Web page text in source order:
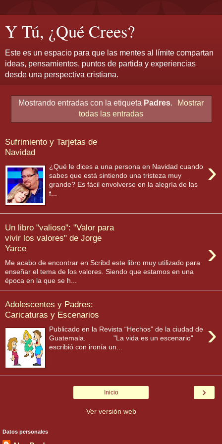
Y Tú, ¿Qué Crees?
Este es un espacio para que las mentes al límite compartan
ideas, pensamientos, puntos de partida y experiencias
desde una perspectiva cristiana.
Mostrando entradas con la etiqueta Padres.
Mostrar
todas las entradas
Sufrimiento y Tarjetas de
Navidad
›
¿Qué le dices a una persona en Navidad cuando
sabes que está sintiendo una tristeza muy
grande? Es fácil envolverse en la alegría de las
f...
Un libro "valioso": "Valor para
vivir los valores" de Jorge
Yarce
›
Me acabo de encontrar en Scribd este libro muy utilizado para
enseñar el tema de los valores. Siendo que estamos en una
época en la que se h...
Adolescentes y Padres:
Caricaturas y Escenarios
›
Publicado en la Revista “Hechos” de la ciudad de
Guatemala. "La vida es un escenario"
escribió con ironía un...
›
Inicio
Ver versión web
Datos personales